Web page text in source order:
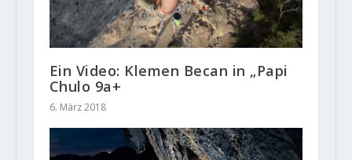
Ein Video: Klemen Becan in „Papi
Chulo 9a+
6. März 2018